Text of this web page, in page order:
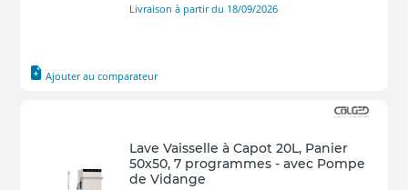
Livraison à partir du 18/09/2026
Ajouter au comparateur
Lave Vaisselle à Capot 20L, Panier
50x50, 7 programmes - avec Pompe
de Vidange